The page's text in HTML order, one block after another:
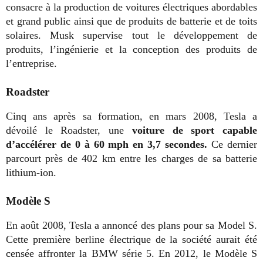
consacre à la production de voitures électriques abordables
et grand public ainsi que de produits de batterie et de toits
solaires. Musk supervise tout le développement de
produits, l’ingénierie et la conception des produits de
l’entreprise.
Roadster
Cinq ans après sa formation, en mars 2008, Tesla a
dévoilé le Roadster, une voiture de sport capable
d’accélérer de 0 à 60 mph en 3,7 secondes.Ce dernier
parcourt près de 402 km entre les charges de sa batterie
lithium-ion.
Modèle S
En août 2008, Tesla a annoncé des plans pour sa Model S.
Cette première berline électrique de la société aurait été
censée affronter la BMW série 5. En 2012, le Modèle S